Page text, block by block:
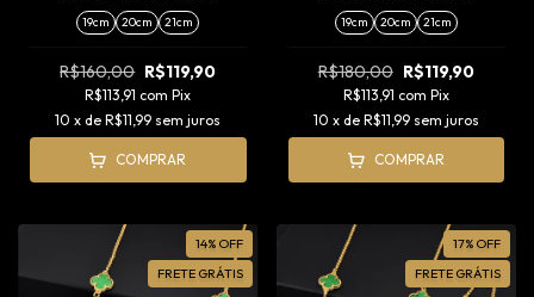
19cm 20cm 21cm
R$160,00 R$119,90
R$113,91 com Pix
10 x deR$11,99 sem juros
COMPRAR
19cm 20cm 21cm
R$180,00 R$119,90
R$113,91 com Pix
10 x de R$11,99 sem juros
COMPRAR
14% OFF
FRETE GRÁTIS
17% OFF
FRETE GRÁTIS